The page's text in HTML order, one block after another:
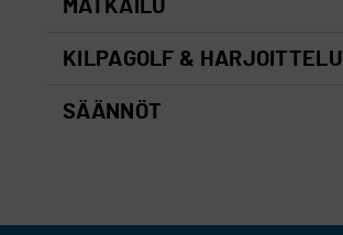
MATKAILU
KILPAGOLF & HARJOITTELU
SÄÄNNÖT